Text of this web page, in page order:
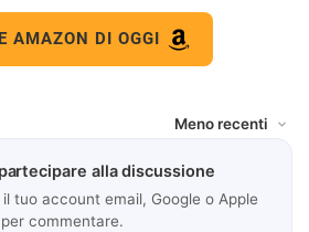
AMAZON DI OGGI
alla discussione
tuo account email, Google o Apple
per commentare.